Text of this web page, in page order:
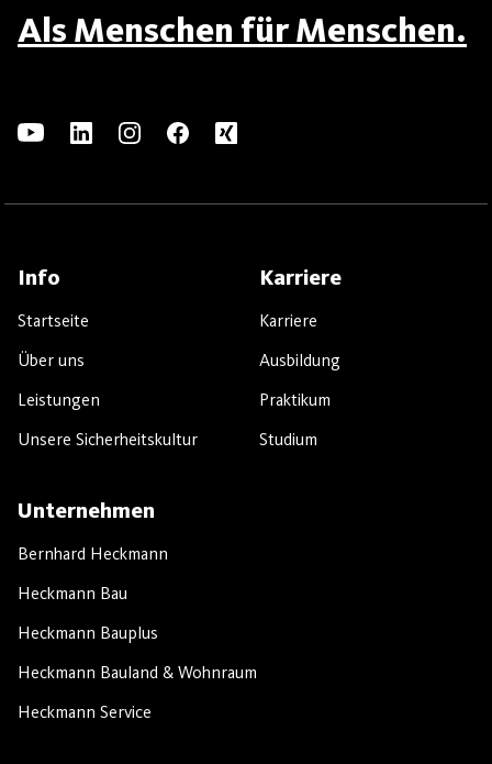
Als Menschen für Menschen.
Info
Startseite
Über uns
Leistungen
Unsere Sicherheitskultur
Karriere
Karriere
Ausbildung
Praktikum
Studium
Unternehmen
Bernhard Heckmann
Heckmann Bau
Heckmann Bauplus
Heckmann Bauland & Wohnraum
Heckmann Service